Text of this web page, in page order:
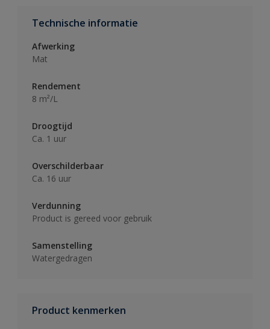
Technische informatie
Afwerking
Mat
Rendement
8 m²/L
Droogtijd
Ca. 1 uur
Overschilderbaar
Ca. 16 uur
Verdunning
Product is gereed voor gebruik
Samenstelling
Watergedragen
Product kenmerken